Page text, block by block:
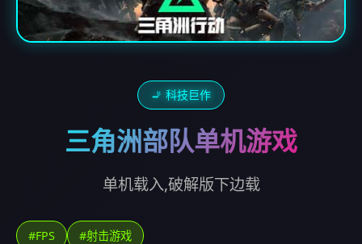
🚬 科技巨作
三角洲部队单机游戏
单机载入,破解版下边载
#FPS #射击游戏